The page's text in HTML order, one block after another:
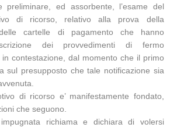
preliminare, ed assorbente, l’esame del
di ricorso, relativo alla prova della
cartelle di pagamento che hanno
dei provvedimenti di fermo
in contestazione, dal momento che il primo
sul presupposto che tale notificazione sia
di ricorso e’ manifestamente fondato,
che seguono.
richiama e dichiara di volersi